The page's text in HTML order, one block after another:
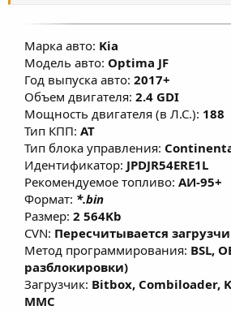
отключением разъёма
электропроводки
Марка авто: Kia
Модель авто: Optima JF
Год выпуска авто: 2017+
Объем двигателя: 2.4 GDI
Мощность двигателя (в Л.С.): 188
Тип КПП: AT
Тип блока управления:
Идентификатор: JPDJR54ERE1L
Рекомендуемое топливо: АИ-95+
Формат: *.bin
Размер: 2 564Kb
CVN: Пересчитывается
Метод программирования: BSL,
разблокировки)
Загрузчик: Bitbox, Combiloader,
MMC